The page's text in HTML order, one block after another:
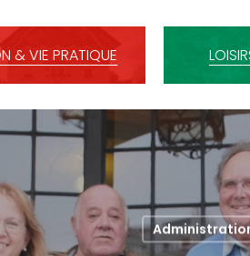
& VIE PRATIQUE